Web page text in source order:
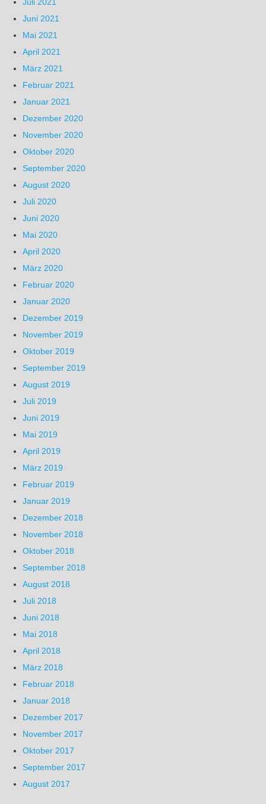
Juli 2021
Juni 2021
Mai 2021
April 2021
März 2021
Februar 2021
Januar 2021
Dezember 2020
November 2020
Oktober 2020
September 2020
August 2020
Juli 2020
Juni 2020
Mai 2020
April 2020
März 2020
Februar 2020
Januar 2020
Dezember 2019
November 2019
Oktober 2019
September 2019
August 2019
Juli 2019
Juni 2019
Mai 2019
April 2019
März 2019
Februar 2019
Januar 2019
Dezember 2018
November 2018
Oktober 2018
September 2018
August 2018
Juli 2018
Juni 2018
Mai 2018
April 2018
März 2018
Februar 2018
Januar 2018
Dezember 2017
November 2017
Oktober 2017
September 2017
August 2017